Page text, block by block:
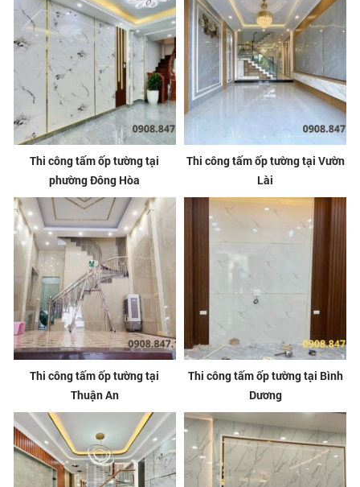
Thi công tấm ốp tường tại
phường Đông Hòa
Thi công tấm ốp tường tại Vườn
Lài
Thi công tấm ốp tường tại
Thuận An
Thi công tấm ốp tường tại Bình
Dương